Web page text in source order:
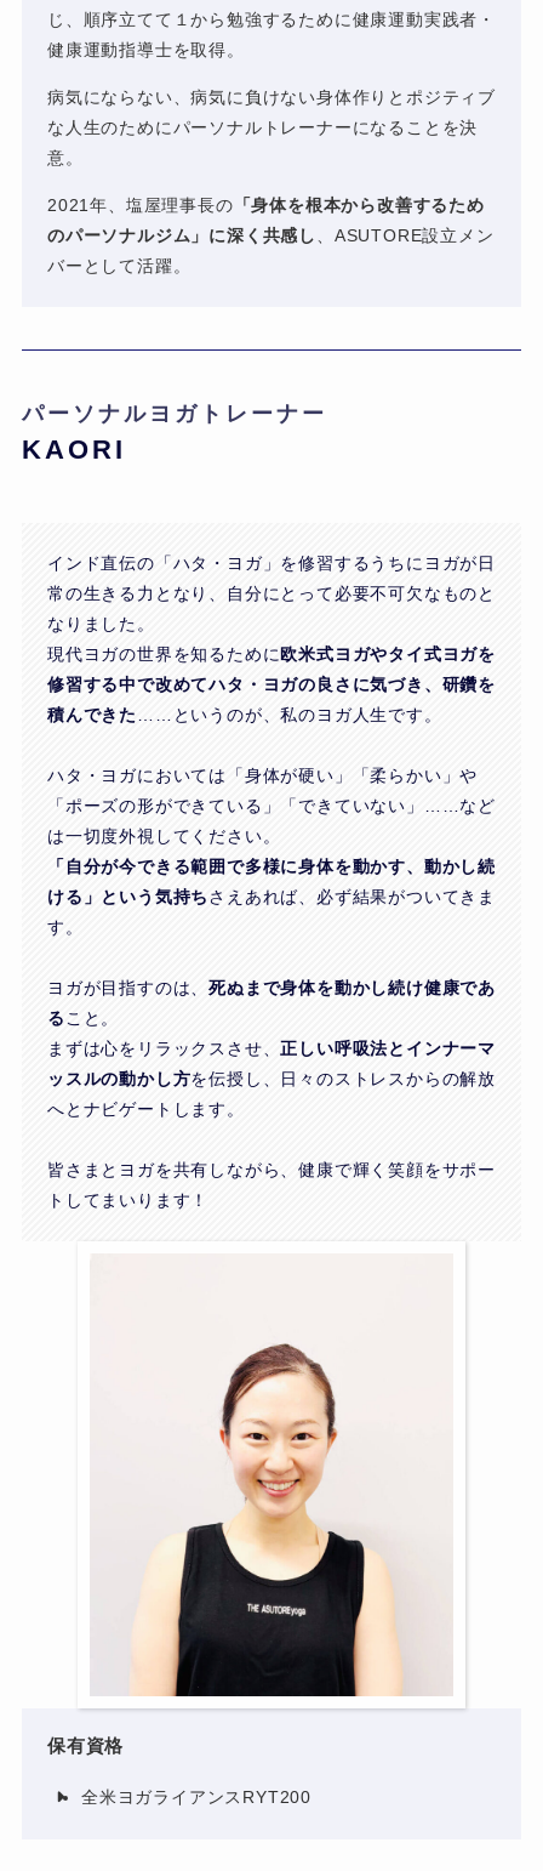
じ、順序立てて１から勉強するために健康運動実践者・
健康運動指導士を取得。
病気にならない、病気に負けない身体作りとポジティブ
な人生のためにパーソナルトレーナーになることを決
意。
2021年、塩屋理事長の 「身体を根本から改善するため
のパーソナルジム」に深く共感し
、ASUTORE設立メン
バーとして活躍。
パーソナルヨガトレーナー
KAORI
インド直伝の「ハタ・ヨガ」を修習するうちにヨガが日
常の生きる力となり、自分にとって必要不可欠なものと
なりました。
現代ヨガの世界を知るために欧米式ヨガやタイ式ヨガを
修習する中で改めてハタ・ヨガの良さに気づき、研鑽を
積んできた
……というのが、私のヨガ人生です。
ハタ・ヨガにおいては「身体が硬い」「柔らかい」や
「ポーズの形ができている」「できていない」……など
は一切度外視してください。
「自分が今できる範囲で多様に身体を動かす、動かし続
ける」という気持ちさえあれば、必ず結果がついてきま
す。
ヨガが目指すのは、死ぬまで身体を動かし続け健康であ
る こと。
まずは心をリラックスさせ、正しい呼吸法とインナーマ
ッスルの動かし方を伝授し、日々のストレスからの解放
へとナビゲートします。
皆さまとヨガを共有しながら、健康で輝く笑顔をサポー
トしてまいります！
保有資格
全米ヨガライアンスRYT200